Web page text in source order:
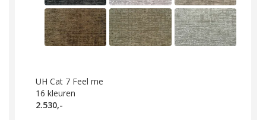
UH Cat 7 Feel me
16 kleuren
2.530,-